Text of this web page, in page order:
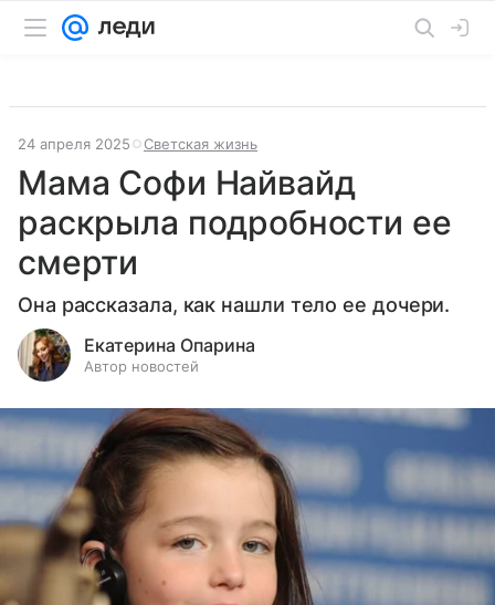
24 апреля 2025 Светская жизнь
Мама Софи Найвайд
раскрыла подробности ее
смерти
Она рассказала, как нашли тело ее дочери.
Екатерина Опарина
Автор новостей